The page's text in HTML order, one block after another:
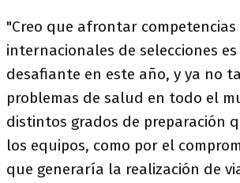
"Creo que afrontar competencias
internacionales de selecciones
desafiante en este año, y ya no
problemas de salud en todo el
distintos grados de preparación
los equipos, como por el
que generaría la realización de